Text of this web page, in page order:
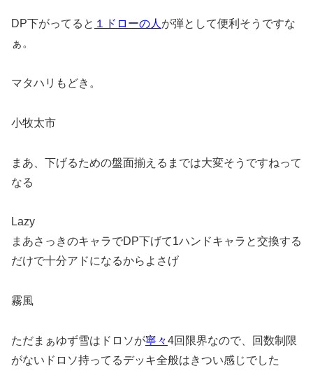
DP下がってると １ドローの人 が弾として便利そうですな
ぁ。
マタハリもどき。
小牧太市
まあ、下げるための盤面揃えるまでは大変そうですねって
なる
Lazy
まあさっきのキャラでDP下げて1ハンドキャラと交換する
だけで十分アドになるからよさげ
霧風
ただまぁゆず雪はドロソが寧々4回限界なので、回数制限
がないドロソ持ってるデッキ全般はきつい感じでした